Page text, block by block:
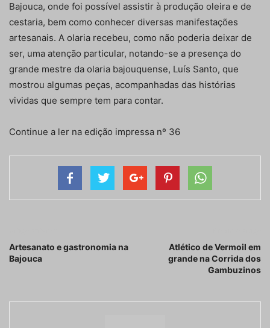
Bajouca, onde foi possível assistir à produção oleira e de
cestaria, bem como conhecer diversas manifestações
artesanais. A olaria recebeu, como não poderia deixar de
ser, uma atenção particular, notando-se a presença do
grande mestre da olaria bajouquense, Luís Santo, que
mostrou algumas peças, acompanhadas das histórias
vividas que sempre tem para contar.
Continue a ler na edição impressa nº 36
Artesanato e gastronomia na
Bajouca
Atlético de Vermoil em
grande na Corrida dos
Gambuzinos